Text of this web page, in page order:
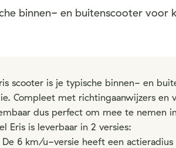
binnen- en buitenscooter voor
scooter is je typische binnen- en
Compleet met richtingaanwijzers en
dus perfect om mee te nemen
Eris is leverbaar in 2 versies:
De 6 km/u-versie heeft een